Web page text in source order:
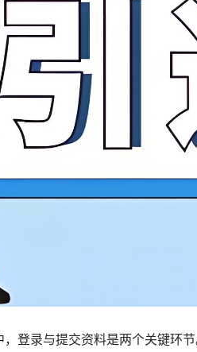
登录与提交资料是两个关键环